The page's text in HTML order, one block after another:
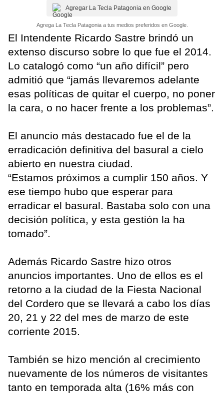
Agregar La Tecla Patagonia en Google
Agrega La Tecla Patagonia a tus medios preferidos en Google.
El Intendente Ricardo Sastre brindó un
extenso discurso sobre lo que fue el 2014.
Lo catalogó como “un año difícil” pero
admitió que “jamás llevaremos adelante
esas políticas de quitar el cuerpo, no poner
la cara, o no hacer frente a los problemas”.
El anuncio más destacado fue el de la
erradicación definitiva del basural a cielo
abierto en nuestra ciudad.
“Estamos próximos a cumplir 150 años. Y
ese tiempo hubo que esperar para
erradicar el basural. Bastaba solo con una
decisión política, y esta gestión la ha
tomado”.
Además Ricardo Sastre hizo otros
anuncios importantes. Uno de ellos es el
retorno a la ciudad de la Fiesta Nacional
del Cordero que se llevará a cabo los días
20, 21 y 22 del mes de marzo de este
corriente 2015.
También se hizo mención al crecimiento
nuevamente de los números de visitantes
tanto en temporada alta (16% más con